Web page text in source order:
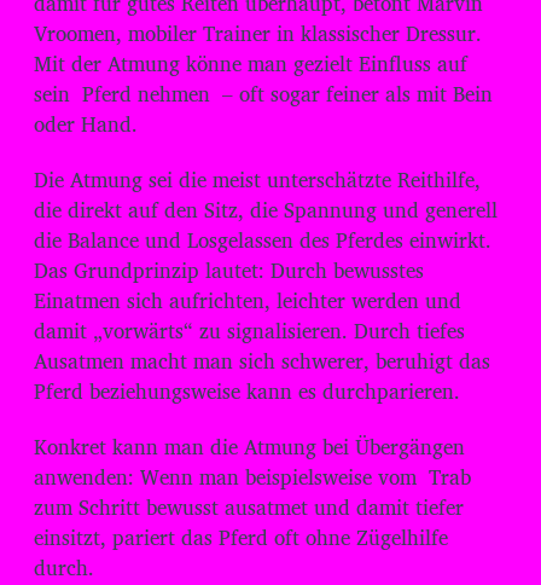
o
-
P
l
y
e
r
Vroomen, mobiler Trainer in klassischer Dressur.
Mit der Atmung könne man gezielt Einfluss auf
sein Pferd nehmen – oft sogar feiner als mit Bein
oder Hand.
Die Atmung sei die meist unterschätzte Reithilfe,
die direkt auf den Sitz, die Spannung und generell
die Balance und Losgelassen des Pferdes einwirkt.
Das Grundprinzip lautet: Durch bewusstes
Einatmen sich aufrichten, leichter werden und
damit „vorwärts“ zu signalisieren. Durch tiefes
Ausatmen macht man sich schwerer, beruhigt das
Pferd beziehungsweise kann es durchparieren.
Konkret kann man die Atmung bei Übergängen
anwenden: Wenn man beispielsweise vom Trab
zum Schritt bewusst ausatmet und damit tiefer
einsitzt, pariert das Pferd oft ohne Zügelhilfe
durch.